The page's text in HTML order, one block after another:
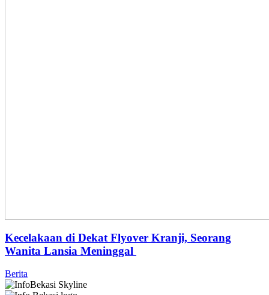
Kecelakaan di Dekat Flyover Kranji, Seorang
Wanita Lansia Meninggal
Berita